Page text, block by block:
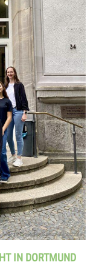
IN DORTMUND